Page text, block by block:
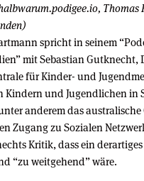
spricht in seinem
mit Sebastian Gutknecht,
für Kinder- und
Kindern und Jugendlichen in
anderem das australische
Zugang zu Sozialen
Kritik, dass ein
“zu weitgehend” wäre.